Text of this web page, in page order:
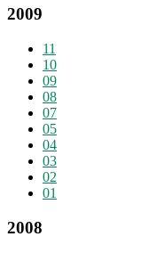
2009
11
10
09
08
07
05
04
03
02
01
2008